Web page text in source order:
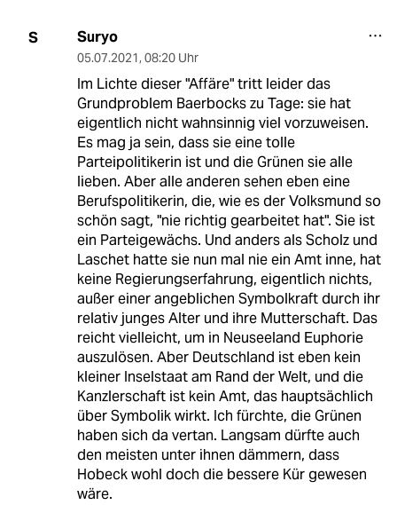
S Suryo
05.07.2021, 08:20 Uhr
Im Lichte dieser "Affäre" tritt leider das
Grundproblem Baerbocks zu Tage: sie hat
eigentlich nicht wahnsinnig viel vorzuweisen.
Es mag ja sein, dass sie eine tolle
Parteipolitikerin ist und die Grünen sie alle
lieben. Aber alle anderen sehen eben eine
Berufspolitikerin, die, wie es der Volksmund so
schön sagt, "nie richtig gearbeitet hat". Sie ist
ein Parteigewächs. Und anders als Scholz und
Laschet hatte sie nun mal nie ein Amt inne, hat
keine Regierungserfahrung, eigentlich nichts,
außer einer angeblichen Symbolkraft durch ihr
relativ junges Alter und ihre Mutterschaft. Das
reicht vielleicht, um in Neuseeland Euphorie
auszulösen. Aber Deutschland ist eben kein
kleiner Inselstaat am Rand der Welt, und die
Kanzlerschaft ist kein Amt, das hauptsächlich
über Symbolik wirkt. Ich fürchte, die Grünen
haben sich da vertan. Langsam dürfte auch
den meisten unter ihnen dämmern, dass
Hobeck wohl doch die bessere Kür gewesen
wäre.